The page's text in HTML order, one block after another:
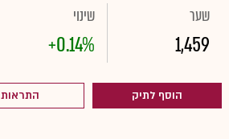
שער
1,459
שינוי
+0.14%
הוסף לתיק התראות